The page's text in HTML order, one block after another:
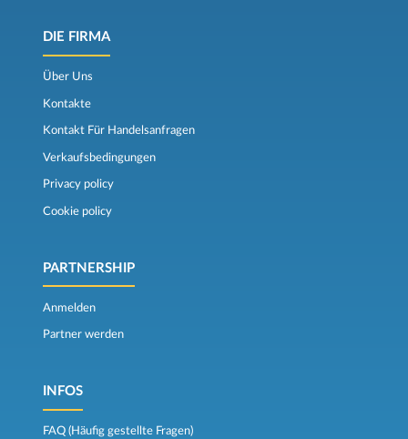
DIE FIRMA
Über Uns
Kontakte
Kontakt Für Handelsanfragen
Verkaufsbedingungen
Privacy policy
Cookie policy
PARTNERSHIP
Anmelden
Partner werden
INFOS
FAQ (Häufig gestellte Fragen)